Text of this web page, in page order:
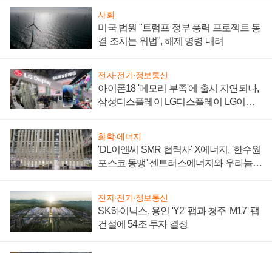
사회
미국 법원 "트럼프 정부 풍력 프로젝트 동
결 조치는 위법", 해제 명령 내려
전자·전기·정보통신
아이폰18 '메모리 부족'에 출시 지연되나,
삼성디스플레이 LG디스플레이 LG이노
화학·에너지
'DL이앤씨 SMR 협력사' X에너지, '한수원
포스코 동맹' 센트러스에너지와 우라늄
전자·전기·정보통신
SK하이닉스, 용인 'Y2' 팹과 청주 'M17' 팹
건설에 54조 투자 결정